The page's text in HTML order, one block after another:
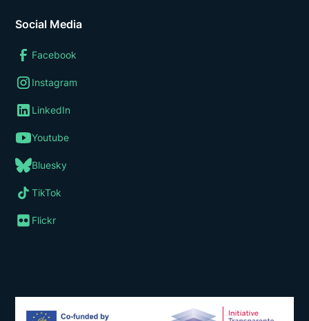
Social Media
Facebook
Instagram
LinkedIn
Youtube
Bluesky
TikTok
Flickr